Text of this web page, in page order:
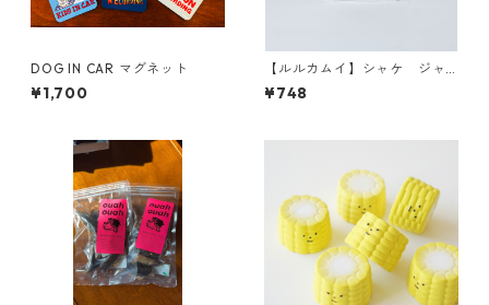
DOG IN CAR マグネット
¥1,700
【ルルカムイ】シャケ ジャ
ーキー 30ｇ
¥748